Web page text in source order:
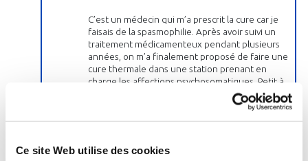
Ce site Web utilise des cookies
C’est un médecin qui m’a prescrit la cure car je
faisais de la spasmophilie. Après avoir suivi un
traitement médicamenteux pendant plusieurs
années, on m’a finalement proposé de faire une
cure thermale dans une station prenant en
charge les affections psychosomatiques. Petit à
petit, grâce à la cure, j’ai pu arrêter les
traitements médicamenteux les plus lourds. La
cure est très relaxante, elle permet de sortir des
dans toutes les maladies et c’est un bon